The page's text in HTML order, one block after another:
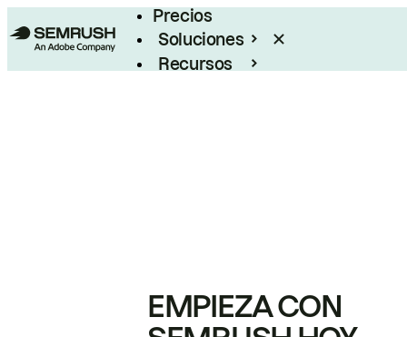
Precios
Soluciones
Recursos
EMPIEZA CON